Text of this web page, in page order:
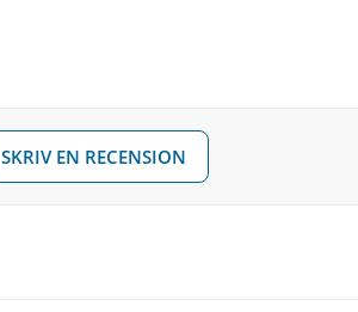
SKRIV EN RECENSION